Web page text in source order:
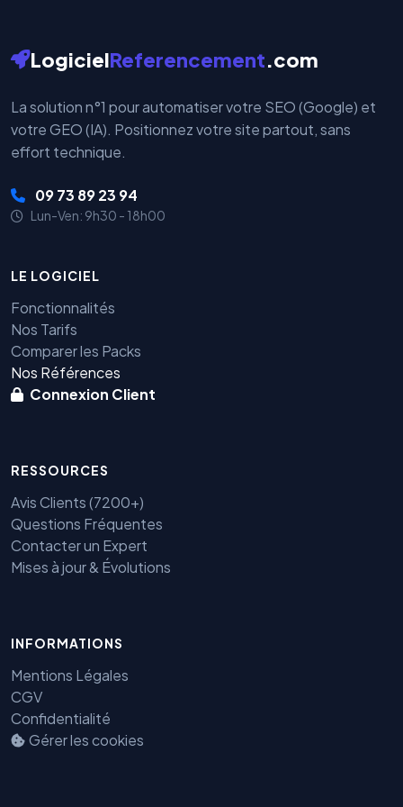
LogicielReferencement.com
La solution n°1 pour automatiser votre SEO (Google) et
votre GEO (IA). Positionnez votre site partout, sans
effort technique.
09 73 89 23 94
Lun-Ven: 9h30 - 18h00
LE LOGICIEL
Fonctionnalités
Nos Tarifs
Comparer les Packs
Nos Références
Connexion Client
RESSOURCES
Avis Clients (7200+)
Questions Fréquentes
Contacter un Expert
Mises à jour & Évolutions
INFORMATIONS
Mentions Légales
CGV
Confidentialité
Gérer les cookies